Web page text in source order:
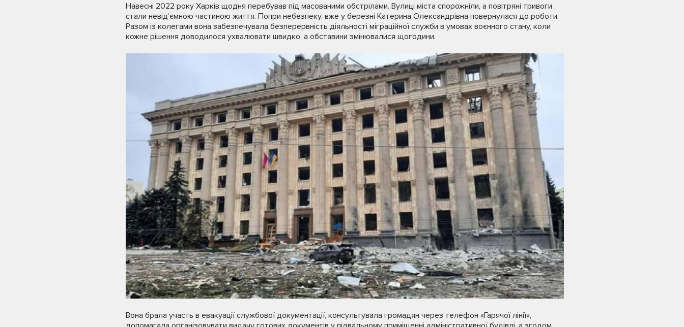
Навесні 2022 року Харків щодня перебував під масованими обстрілами. Вулиці міста спорожніли, а повітряні тривоги
стали невід’ємною частиною життя. Попри небезпеку, вже у березні Катерина Олександрівна повернулася до роботи.
Разом із колегами вона забезпечувала безперервність діяльності міграційної служби в умовах воєнного стану, коли
кожне рішення доводилося ухвалювати швидко, а обставини змінювалися щогодини.
Вона брала участь в евакуації службової документації, консультувала громадян через телефон «Гарячої лінії»,